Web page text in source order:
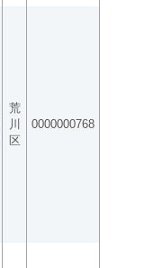
荒
川
区
0000000768